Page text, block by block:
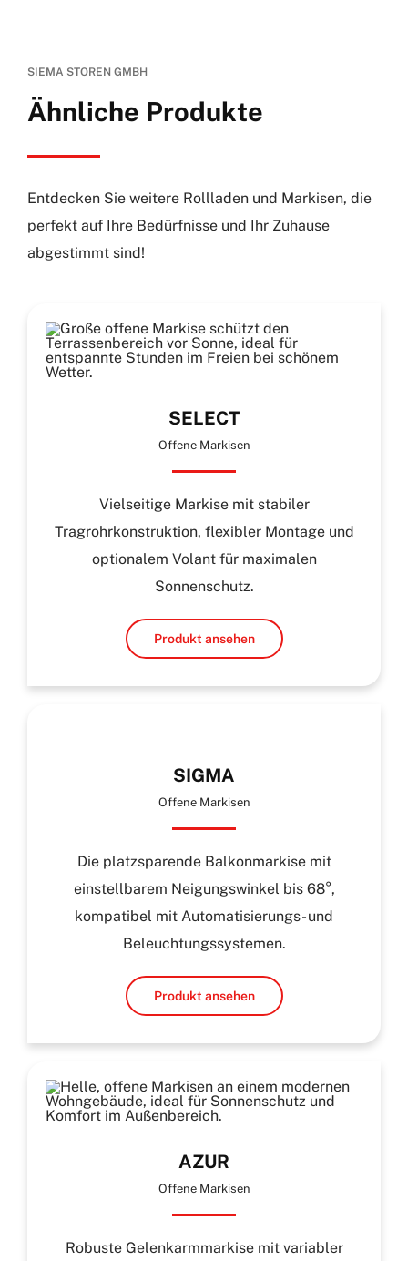
SIEMA STOREN GMBH
Ähnliche Produkte
Entdecken Sie weitere Rollladen und Markisen, die
perfekt auf Ihre Bedürfnisse und Ihr Zuhause
abgestimmt sind!
SELECT
Offene Markisen
Vielseitige Markise mit stabiler
Tragrohrkonstruktion, flexibler Montage und
optionalem Volant für maximalen
Sonnenschutz.
Produkt ansehen
SIGMA
Offene Markisen
Die platzsparende Balkonmarkise mit
einstellbarem Neigungswinkel bis 68°,
kompatibel mit Automatisierungs- und
Beleuchtungssystemen.
Produkt ansehen
AZUR
Offene Markisen
Robuste Gelenkarmmarkise mit variabler